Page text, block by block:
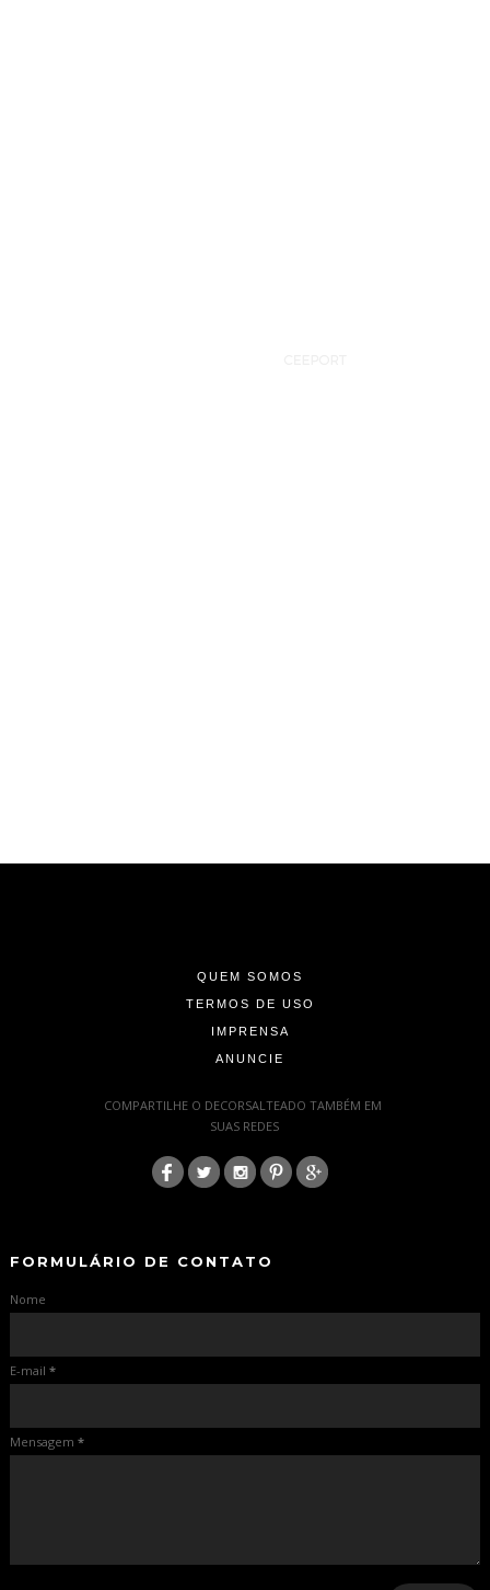
QUEM SOMOS
TERMOS DE USO
IMPRENSA
ANUNCIE
COMPARTILHE O DECORSALTEADO TAMBÉM EM
SUAS REDES
FORMULÁRIO DE CONTATO
Nome
E-mail *
Mensagem *